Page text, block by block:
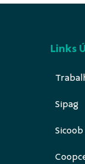
Links
Sipag